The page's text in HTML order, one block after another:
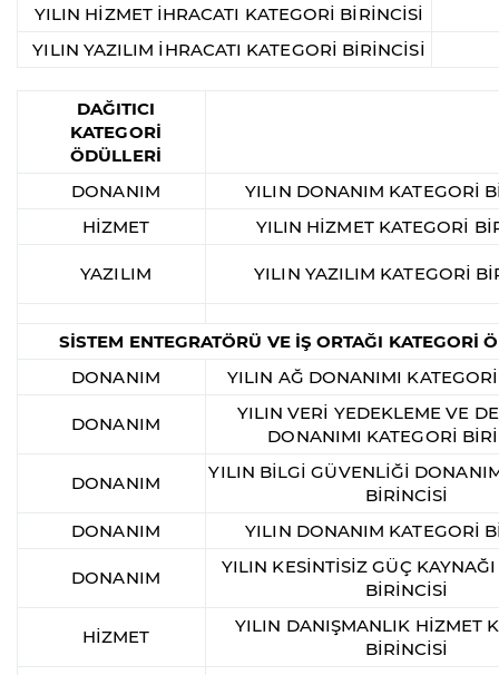
YILIN HİZMET İHRACATI KATEGORİ BİRİNCİSİ
YILIN YAZILIM İHRACATI KATEGORİ BİRİNCİSİ
DAĞITICI
KATEGORİ
ÖDÜLLERİ
DONANIM
YILIN DONANIM KATEGORİ
HİZMET
YILIN HİZMET KATEGORİ
YAZILIM YILIN YAZILIM KATEGORİ
SİSTEM ENTEGRATÖRÜ VE İŞ ORTAĞI KATEGORİ
DONANIM
YILIN AĞ DONANIMI
DONANIM
YILIN VERİ YEDEKLEME VE
DONANIMI KATEGORİ
DONANIM
YILIN BİLGİ GÜVENLİĞİ
BİRİNCİSİ
DONANIM
YILIN DONANIM KATEGORİ
DONANIM
YILIN KESİNTİSİZ GÜÇ
BİRİNCİSİ
HİZMET
YILIN DANIŞMANLIK HİZMET
BİRİNCİSİ